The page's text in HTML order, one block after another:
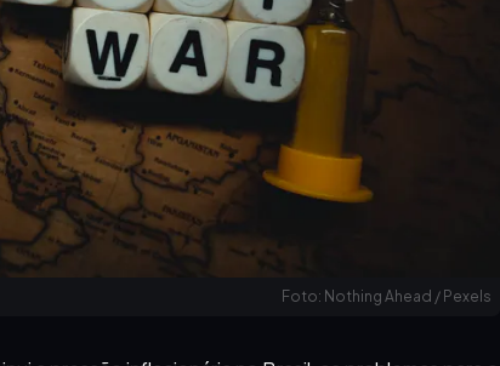
Foto: Nothing Ahead / Pexels